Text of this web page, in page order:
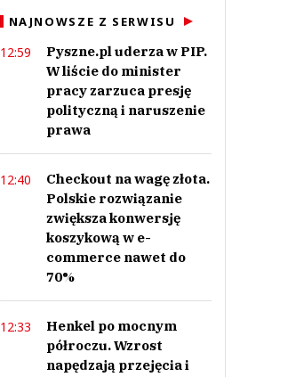
NAJNOWSZE Z SERWISU
12:59
Pyszne.pl uderza w PIP.
W liście do minister
pracy zarzuca presję
polityczną i naruszenie
prawa
12:40
Checkout na wagę złota.
Polskie rozwiązanie
zwiększa konwersję
koszykową w e-
commerce nawet do
70%
12:33
Henkel po mocnym
półroczu. Wzrost
napędzają przejęcia i